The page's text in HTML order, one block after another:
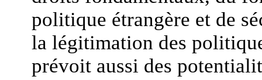
politique étrangère et de
la légitimation des
prévoit aussi des